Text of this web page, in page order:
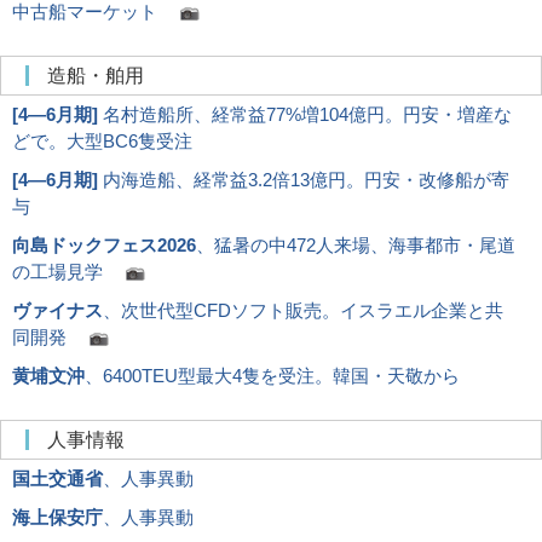
中古船マーケット
造船・舶用
[4―6月期] 名村造船所、経常益77%増104億円。円安・増産な
どで。大型BC6隻受注
[4―6月期] 内海造船、経常益3.2倍13億円。円安・改修船が寄
与
向島ドックフェス2026 、猛暑の中472人来場、海事都市・尾道
の工場見学
ヴァイナス 、次世代型CFDソフト販売。イスラエル企業と共
同開発
黄埔文沖 、6400TEU型最大4隻を受注。韓国・天敬から
人事情報
国土交通省、人事異動
海上保安庁 、人事異動